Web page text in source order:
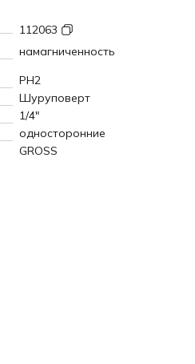
112063
намагниченность
PH2
Шуруповерт
1/4"
односторонние
GROSS